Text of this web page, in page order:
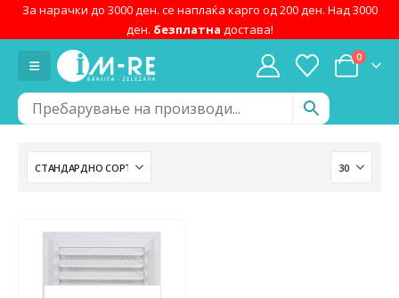
За нарачки до 3000 ден. се наплаќа карго од 200 ден. Над 3000
ден. безплатна достава!
0